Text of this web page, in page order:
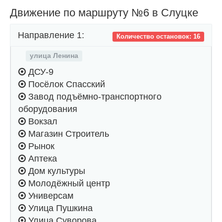
Движение по маршруту №6 в Слуцке
Количество остановок: 16
Направление 1:
улица Ленина
ДСУ-9
Посёлок Спасский
Завод подъёмно-транспортного
оборудования
Вокзал
Магазин Строитель
Рынок
Аптека
Дом культуры
Молодёжный центр
Универсам
Улица Пушкина